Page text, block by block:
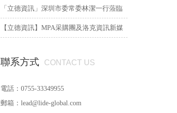
「立德資訊」深圳市委常委林潔一行蒞臨
我司考察
【立德資訊】MPA采購團及洛克資訊新媒
聯系方式 CONTACT US
電話：0755-33349955
郵箱：lead@lide-global.com